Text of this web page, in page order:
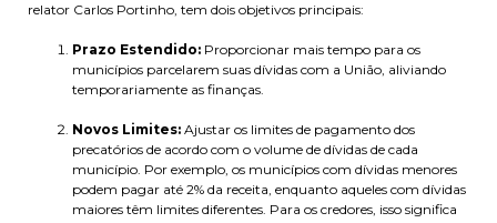
relator Carlos Portinho, tem dois objetivos principais:
Prazo Estendido: Proporcionar mais tempo para os
municípios parcelarem suas dívidas com a União, aliviando
temporariamente as finanças.
Novos Limites: Ajustar os limites de pagamento dos
precatórios de acordo com o volume de dívidas de cada
município. Por exemplo, os municípios com dívidas menores
podem pagar até 2% da receita, enquanto aqueles com dívidas
maiores têm limites diferentes. Para os credores, isso significa